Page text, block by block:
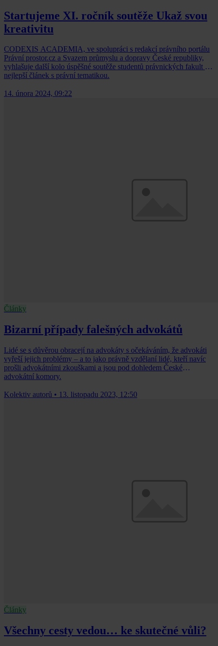
Startujeme XI. ročník soutěže Ukaž svou
kreativitu
CODEXIS ACADEMIA, ve spolupráci s redakcí právního portálu
Právní prostor.cz a Svazem průmyslu a dopravy České republiky,
vyhlašuje další kolo úspěšné soutěže studentů právnických fakult o
nejlepší článek s právní tematikou.
14. února 2024, 09:22
Články
Bizarní případy falešných advokátů
Lidé se s důvěrou obracejí na advokáty s očekáváním, že advokáti
vyřeší jejich problémy – a to jako právně vzdělaní lidé, kteří navíc
prošli advokátními zkouškami a jsou pod dohledem České
advokátní komory.
Kolektiv autorů • 13. listopadu 2023, 12:50
Články
Všechny cesty vedou… ke skutečné vůli?